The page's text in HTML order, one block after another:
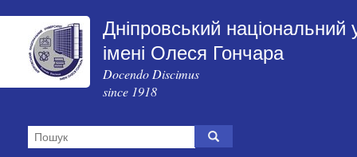
Дніпровський національний
імені Олеся Гончара
Docendo Discimus
since 1918